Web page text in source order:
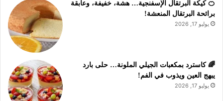
🍊 كيكة البرتقال الإسفنجية… هشة، خفيفة، وعابقة
برائحة البرتقال المنعشة!
يوليو 17, 2026
🌈 كاسترد بمكعبات الجيلي الملونة… حلى بارد
يبهج العين ويذوب في الفم!
يوليو 17, 2026